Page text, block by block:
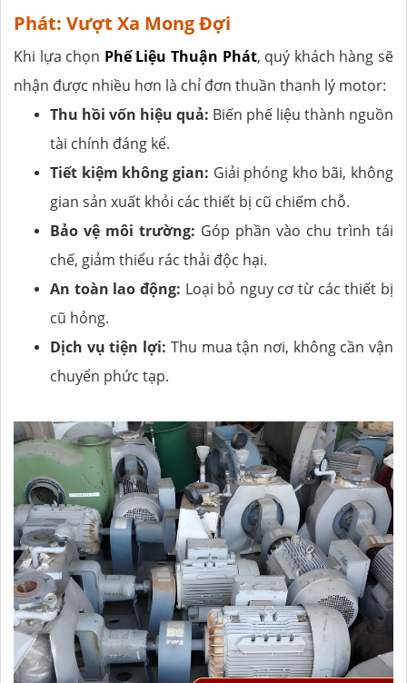
Phát: Vượt Xa Mong Đợi
Khi lựa chọn Phế Liệu Thuận Phát, quý khách hàng sẽ
nhận được nhiều hơn là chỉ đơn thuần thanh lý motor:
Thu hồi vốn hiệu quả: Biến phế liệu thành nguồn
tài chính đáng kể.
Tiết kiệm không gian: Giải phóng kho bãi, không
gian sản xuất khỏi các thiết bị cũ chiếm chỗ.
Bảo vệ môi trường: Góp phần vào chu trình tái
chế, giảm thiểu rác thải độc hại.
An toàn lao động: Loại bỏ nguy cơ từ các thiết bị
cũ hỏng.
Dịch vụ tiện lợi: Thu mua tận nơi, không cần vận
chuyển phức tạp.